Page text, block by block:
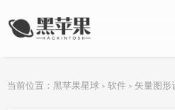
当前位置： 黑苹果星球 > 软件 > 矢量图形